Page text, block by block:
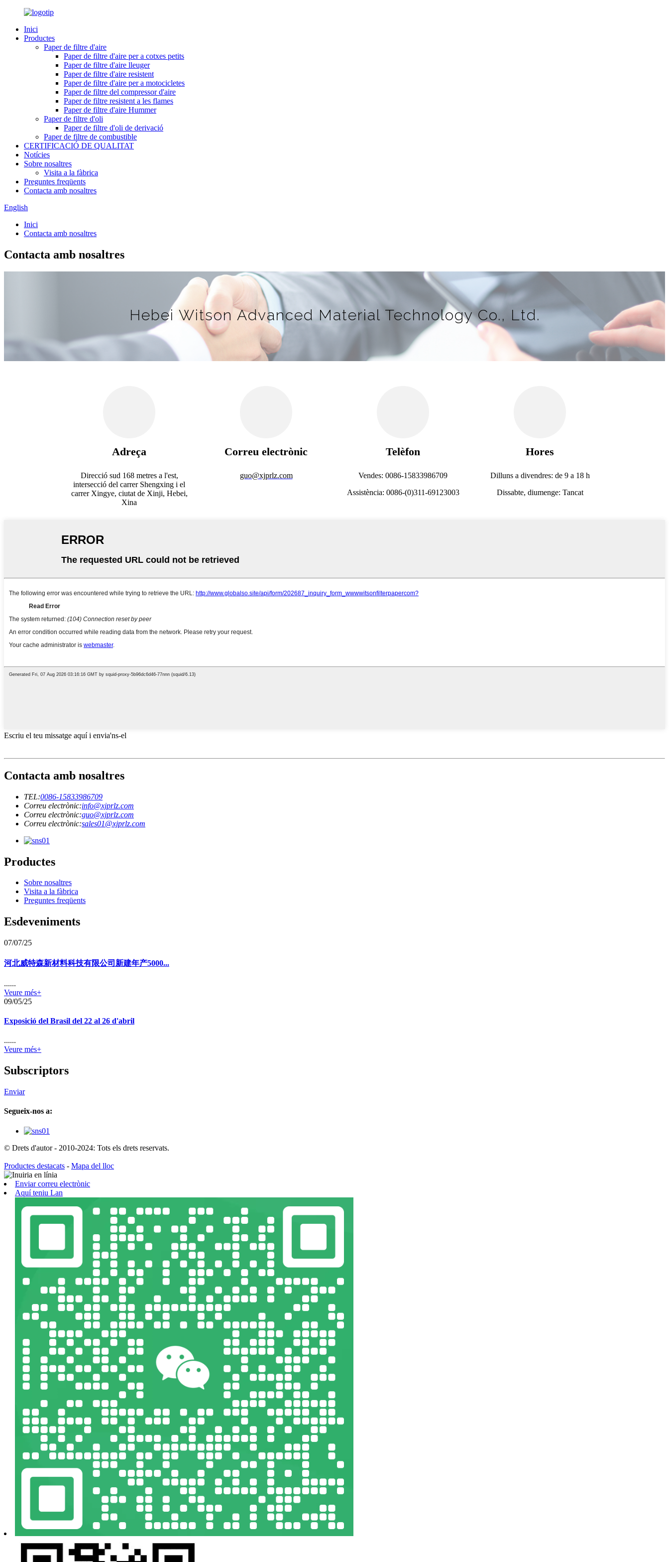
Inici
Productes
Paper de filtre d'aire
Paper de filtre d'aire per a cotxes petits
Paper de filtre d'aire lleuger
Paper de filtre d'aire resistent
Paper de filtre d'aire per a motocicletes
Paper de filtre del compressor d'aire
Paper de filtre resistent a les flames
Paper de filtre d'aire Hummer
Paper de filtre d'oli
Paper de filtre d'oli de derivació
Paper de filtre de combustible
CERTIFICACIÓ DE QUALITAT
Notícies
Sobre nosaltres
Visita a la fàbrica
Preguntes freqüents
Contacta amb nosaltres
English
Inici
Contacta amb nosaltres
Contacta amb nosaltres
Hebei Witson Advanced Material Technology Co., Ltd.
Adreça
Direcció sud 168 metres a l'est,
intersecció del carrer Shengxing i el
carrer Xingye, ciutat de Xinji, Hebei,
Xina
Correu electrònic
guo@xjprlz.com
Telèfon
Vendes: 0086-15833986709
Assistència: 0086-(0)311-69123003
Hores
Dilluns a divendres: de 9 a 18 h
Dissabte, diumenge: Tancat
Escriu el teu missatge aquí i envia'ns-el
Contacta amb nosaltres
TEL:0086-15833986709
Correu electrònic:info@xjprlz.com
Correu electrònic:guo@xjprlz.com
Correu electrònic:sales01@xjprlz.com
Productes
Sobre nosaltres
Visita a la fàbrica
Preguntes freqüents
Esdeveniments
07/07/25
河北威特森新材料科技有限公司新建年产5000...
......
Veure més+
09/05/25
Exposició del Brasil del 22 al 26 d'abril
......
Veure més+
Subscriptors
Enviar
Segueix-nos a:
© Drets d'autor - 2010-2024: Tots els drets reservats.
Productes destacats - Mapa del lloc
Enviar correu electrònic
Aquí teniu Lan